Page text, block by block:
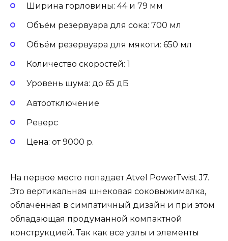
Ширина горловины: 44 и 79 мм
Объём резервуара для сока: 700 мл
Объём резервуара для мякоти: 650 мл
Количество скоростей: 1
Уровень шума: до 65 дБ
Автоотключение
Реверс
Цена: от 9000 р.
На первое место попадает Atvel PowerTwist J7.
Это вертикальная шнековая соковыжималка,
облачённая в симпатичный дизайн и при этом
обладающая продуманной компактной
конструкцией. Так как все узлы и элементы